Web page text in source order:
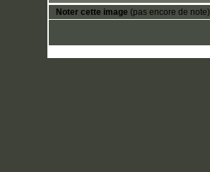
Noter cette image (pas encore de note)